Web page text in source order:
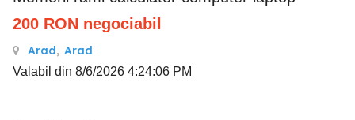
200 RON negociabil
Arad, Arad
Valabil din 8/6/2026 4:24:06 PM